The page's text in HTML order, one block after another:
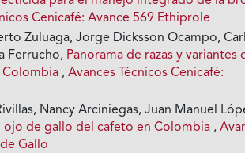
Cenicafé: Avance 569 Ethiprole
Zuluaga, Jorge Dicksson Ocampo,
Ferrucho, Panorama de razas y variantes
Colombia ,Avances Técnicos Cenicafé:
Nancy Arciniegas, Juan Manuel
ojo de gallo del cafeto en Colombia ,
Gallo